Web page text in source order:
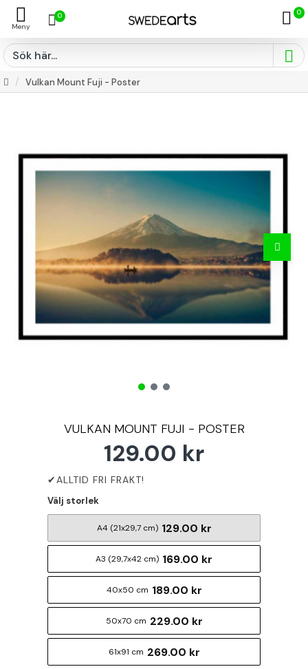
0 0
Vulkan Mount Fuji - Poster
VULKAN MOUNT FUJI - POSTER
129.00 kr
Välj storlek
A4 (21x29,7 cm) 129.00 kr
A3 (29,7x42 cm) 169.00 kr
40x50 cm 189.00 kr
50x70 cm 229.00 kr
61x91 cm 269.00 kr